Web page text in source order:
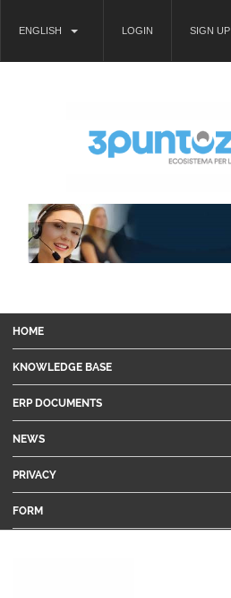
ENGLISH LOGIN SIGN UP
HOME
KNOWLEDGE BASE
ERP DOCUMENTS
NEWS
PRIVACY
FORM